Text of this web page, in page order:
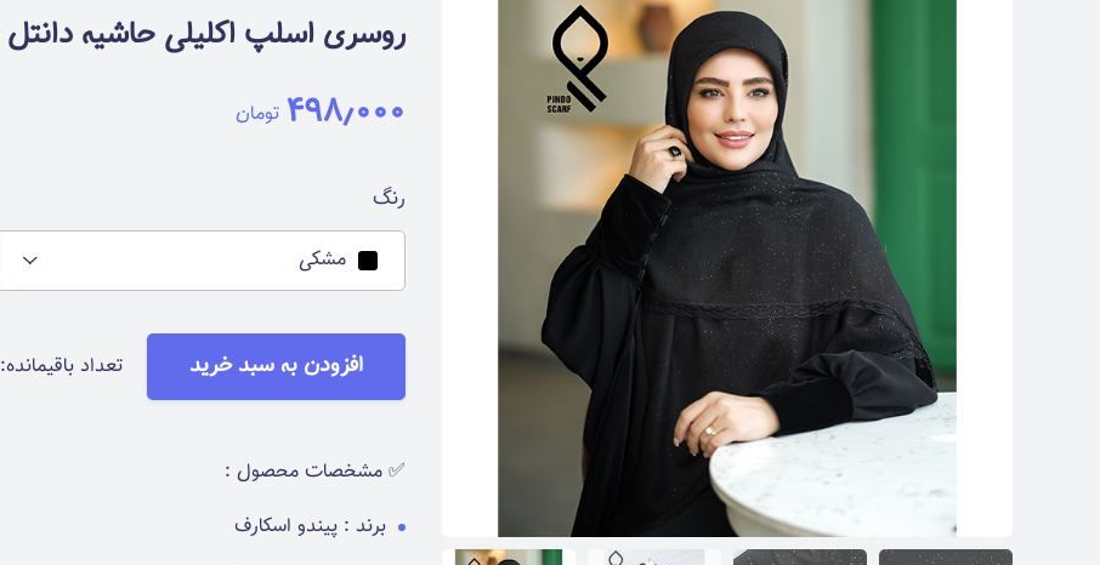
روسری اسلپ اکلیلی حاشیه دانتل ESN21
۴۹۸٫۰۰۰ تومان
رنگ
مشکی
افزودن به سبد خرید تعداد باقیمانده:
✅ مشخصات محصول :
برند : پیندو اسکارف